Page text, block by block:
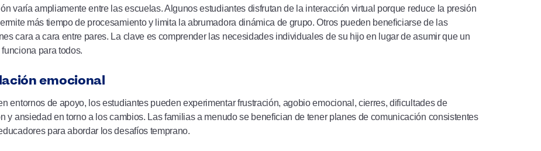
varía ampliamente entre las escuelas. Algunos estudiantes disfrutan de la interacción virtual porque reduce la presión
más tiempo de procesamiento y limita la abrumadora dinámica de grupo. Otros pueden beneficiarse de las
cara a cara entre pares. La clave es comprender las necesidades individuales de su hijo en lugar de asumir que un
para todos.
emocional
entornos de apoyo, los estudiantes pueden experimentar frustración, agobio emocional, cierres, dificultades de
y ansiedad en torno a los cambios. Las familias a menudo se benefician de tener planes de comunicación consistentes
para abordar los desafíos temprano.